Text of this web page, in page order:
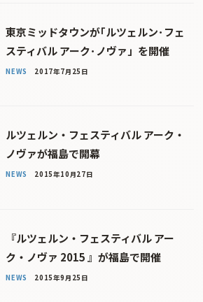
東京ミッドタウンが｢ルツェルン･フェ
スティバル アーク･ノヴァ」を開催
NEWS 2017年7月25日
ルツェルン・フェスティバル アーク・
ノヴァが福島で開幕
NEWS 2015年10月27日
『ルツェルン・フェスティバル アー
ク・ノヴァ 2015 』が福島で開催
NEWS 2015年9月25日